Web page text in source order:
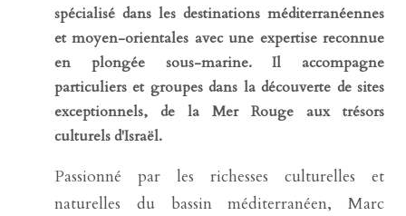
spécialisé dans les destinations méditerranéennes
et moyen-orientales avec une expertise reconnue
en plongée sous-marine. Il accompagne
particuliers et groupes dans la découverte de sites
exceptionnels, de la Mer Rouge aux trésors
culturels d'Israël.
Passionné par les richesses culturelles et
naturelles du bassin méditerranéen, Marc